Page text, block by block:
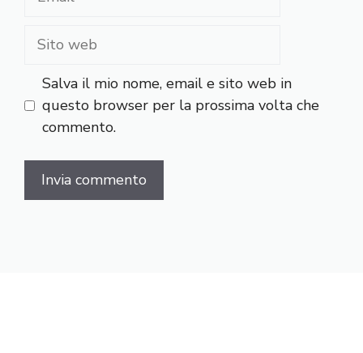
Sito
Salva il mio nome, email e sito web in
questo browser per la prossima volta che
commento.